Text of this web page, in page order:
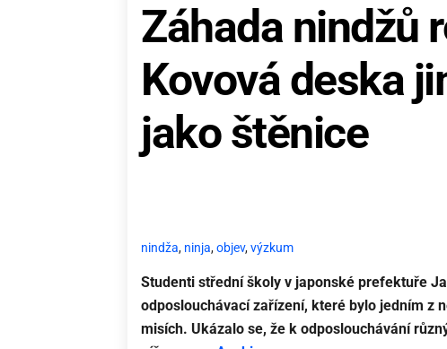
Záhada nindžů
Kovová deska
jako štěnice
nindža, ninja,objev,výzkum
Studenti střední školy v japonské prefektuře
odposlouchávací zařízení, které bylo jedním z
misích. Ukázalo se, že k odposlouchávání